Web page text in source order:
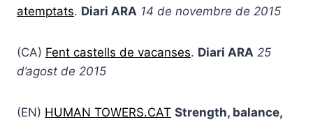
atemptats. Diari ARA 14 de novembre de 2015
(CA) Fent castells de vacanses. Diari ARA 25
d’agost de 2015
(EN) HUMAN TOWERS.CAT Strength, balance,